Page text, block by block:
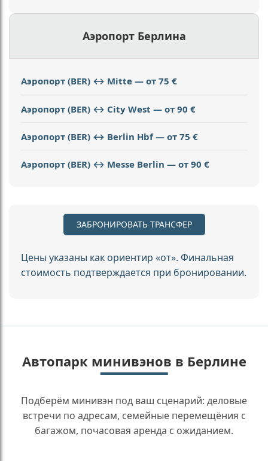
Аэропорт Берлина
Аэропорт (BER) ↔ Mitte — от 75 €
Аэропорт (BER) ↔ City West — от 90 €
Аэропорт (BER) ↔ Berlin Hbf — от 75 €
Аэропорт (BER) ↔ Messe Berlin — от 90 €
ЗАБРОНИРОВАТЬ ТРАНСФЕР
Цены указаны как ориентир «от». Финальная
стоимость подтверждается при бронировании.
Автопарк минивэнов в Берлине
Подберём минивэн под ваш сценарий: деловые
встречи по адресам, семейные перемещёния с
багажом, почасовая аренда с ожиданием.